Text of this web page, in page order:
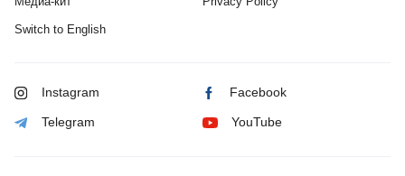
Switch to English
Instagram Facebook
Telegram YouTube